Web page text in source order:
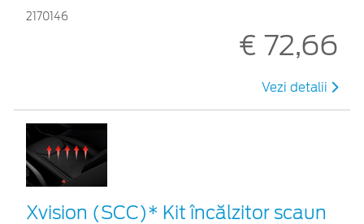
2170146
€ 72,66
Vezi detalii
Xvision (SCC)* Kit încălzitor scaun